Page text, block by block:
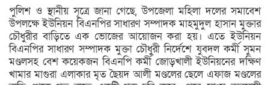
পুলিশ ও স্থানীয় সূত্রে জানা গেছে, উপজেলা মহিলা দলের সমাবেশ
উপলক্ষে ইউনিয়ন বিএনপির সাধারণ সম্পাদক মাহমুদুল হাসান মুক্তার
চৌধুরীর বাড়িতে এক ভোজের আয়োজন করা হয়। এতে ইউনিয়ন
বিএনপির সাধারণ সম্পাদক মুক্তা চৌধুরী নির্দেশে যুবদল কর্মী সুমন
মণ্ডলসহ বেশ কয়েকজন বিএনপি কর্মী জোড়খালী ইউনিয়নের দক্ষিণ
খামার মাগুরা এলাকার মৃত ছৈয়দ আলী মণ্ডলের ছেলে এফাজ মণ্ডলের